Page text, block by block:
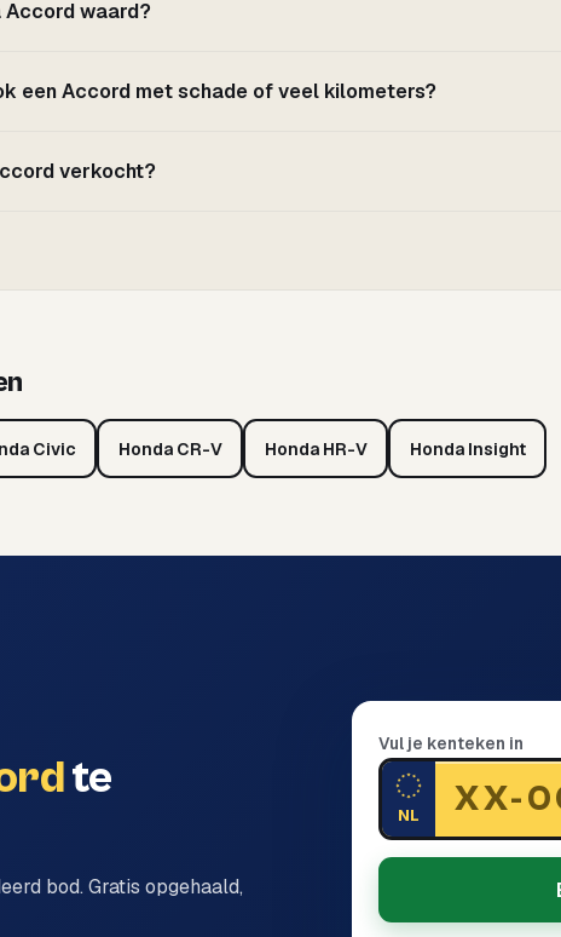
Accord waard?
een Accord met schade of veel kilometers?
verkocht?
Civic Honda CR-V Honda HR-V Honda Insight
te
bod. Gratis opgehaald,
Vul je kenteken in
NL